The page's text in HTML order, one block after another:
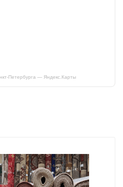
— Яндекс.Карты